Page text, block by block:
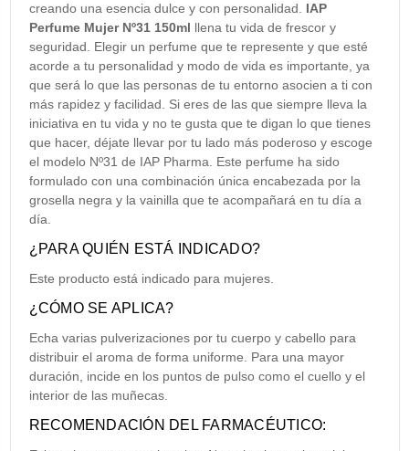
creando una esencia dulce y con personalidad. IAP
Perfume Mujer Nº31 150ml llena tu vida de frescor y
seguridad. Elegir un perfume que te represente y que esté
acorde a tu personalidad y modo de vida es importante, ya
que será lo que las personas de tu entorno asocien a ti con
más rapidez y facilidad. Si eres de las que siempre lleva la
iniciativa en tu vida y no te gusta que te digan lo que tienes
que hacer, déjate llevar por tu lado más poderoso y escoge
el modelo Nº31 de IAP Pharma. Este perfume ha sido
formulado con una combinación única encabezada por la
grosella negra y la vainilla que te acompañará en tu día a
día.
¿PARA QUIÉN ESTÁ INDICADO?
Este producto está indicado para mujeres.
¿CÓMO SE APLICA?
Echa varias pulverizaciones por tu cuerpo y cabello para
distribuir el aroma de forma uniforme. Para una mayor
duración, incide en los puntos de pulso como el cuello y el
interior de las muñecas.
RECOMENDACIÓN DEL FARMACÉUTICO: